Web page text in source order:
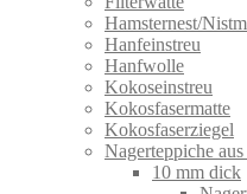
Hamsternest/
Hanfeinstreu
Hanfwolle
Kokoseinstreu
Kokosfasermatte
Kokosfaserziegel
Nagerteppiche
10 mm dick